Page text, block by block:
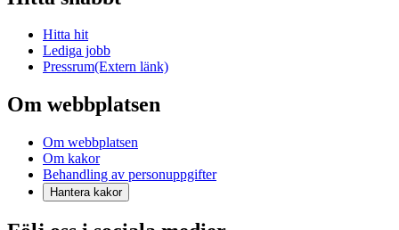
Hitta hit
Lediga jobb
Pressrum(Extern länk)
Om webbplatsen
Om webbplatsen
Om kakor
Behandling av personuppgifter
Hantera kakor